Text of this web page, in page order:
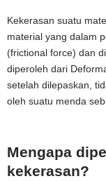
Kekerasan suatu
material yang dalam
(frictional force) dan
diperoleh dari
setelah dilepaskan,
oleh suatu menda
Mengapa
kekerasan?